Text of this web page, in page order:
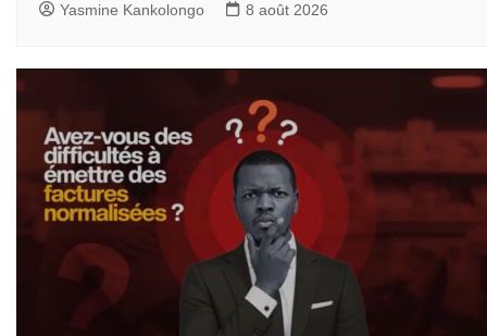
Yasmine Kankolongo 8 août 2026